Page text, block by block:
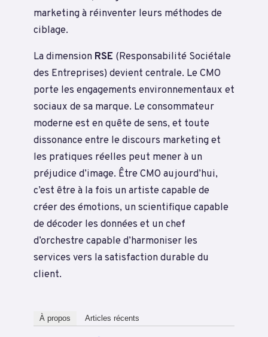
marketing à réinventer leurs méthodes de
ciblage.
La dimension RSE (Responsabilité Sociétale
des Entreprises) devient centrale. Le CMO
porte les engagements environnementaux et
sociaux de sa marque. Le consommateur
moderne est en quête de sens, et toute
dissonance entre le discours marketing et
les pratiques réelles peut mener à un
préjudice d’image. Être CMO aujourd’hui,
c’est être à la fois un artiste capable de
créer des émotions, un scientifique capable
de décoder les données et un chef
d’orchestre capable d’harmoniser les
services vers la satisfaction durable du
client.
À propos Articles récents